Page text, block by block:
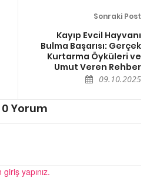
Sonraki Post
Kayıp Evcil Hayvanı
Bulma Başarısı: Gerçek
Kurtarma Öyküleri ve
Umut Veren Rehber
09.10.2025
0 Yorum
yapınız.